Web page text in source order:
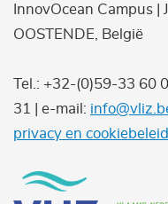
InnovOcean Campus
OOSTENDE, België
Tel.: +32-(0)59-33 60
31 | e-mail:
privacy en cookiebeleid